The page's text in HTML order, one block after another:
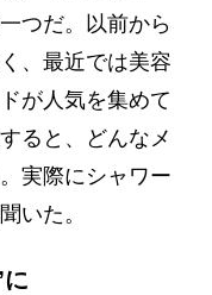
つだ。以前から
、最近では美容
が人気を集めて
ると、どんなメ
実際にシャワー
いた。